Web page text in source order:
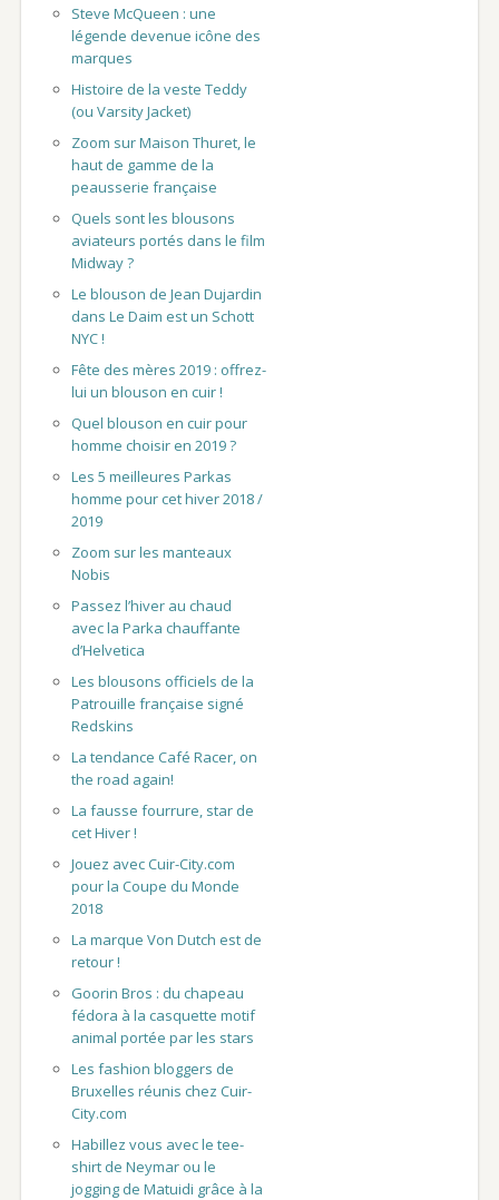
Steve McQueen : une
légende devenue icône des
marques
Histoire de la veste Teddy
(ou Varsity Jacket)
Zoom sur Maison Thuret, le
haut de gamme de la
peausserie française
Quels sont les blousons
aviateurs portés dans le film
Midway ?
Le blouson de Jean Dujardin
dans Le Daim est un Schott
NYC !
Fête des mères 2019 : offrez-
lui un blouson en cuir !
Quel blouson en cuir pour
homme choisir en 2019 ?
Les 5 meilleures Parkas
homme pour cet hiver 2018 /
2019
Zoom sur les manteaux
Nobis
Passez l’hiver au chaud
avec la Parka chauffante
d’Helvetica
Les blousons officiels de la
Patrouille française signé
Redskins
La tendance Café Racer, on
the road again!
La fausse fourrure, star de
cet Hiver !
Jouez avec Cuir-City.com
pour la Coupe du Monde
2018
La marque Von Dutch est de
retour !
Goorin Bros : du chapeau
fédora à la casquette motif
animal portée par les stars
Les fashion bloggers de
Bruxelles réunis chez Cuir-
City.com
Habillez vous avec le tee-
shirt de Neymar ou le
jogging de Matuidi grâce à la